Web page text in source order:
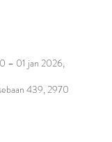
– 01 jan 2026,
439, 2970